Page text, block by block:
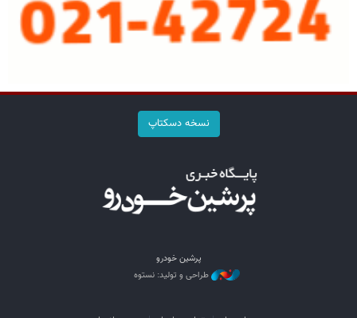
نسخه دسکتاپ
پرشین خودرو
طراحی و تولید: نستوه